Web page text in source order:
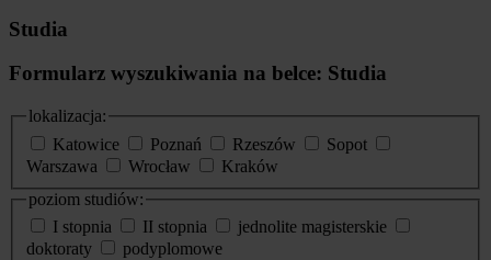
Studia
Formularz wyszukiwania na belce: Studia
lokalizacja:
Katowice
Poznań Rzeszów
Sopot
Warszawa
Wrocław
Kraków
poziom studiów:
I stopnia
II stopnia
jednolite magisterskie
doktoraty
podyplomowe